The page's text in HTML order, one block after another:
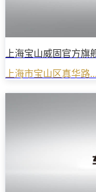
上海宝山威固官方旗
上海市宝山区真华路...